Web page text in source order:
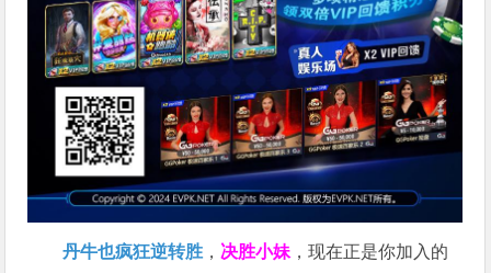
丹牛也疯狂逆转胜 ， 决胜小妹 ，现在正是你加入的